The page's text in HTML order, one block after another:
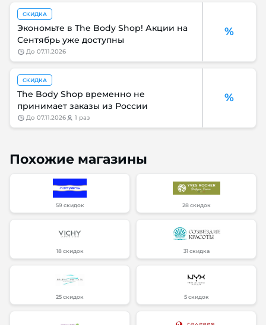
%
СКИДКА
Экономьте в The Body Shop! Акции на
Сентябрь уже доступны
до 07.11.2026
%
СКИДКА
The Body Shop временно не
принимает заказы из России
до 07.11.2026 1 раз
Похожие магазины
59 скидок 28 скидок
18 скидок 31 скидка
25 скидок 5 скидок